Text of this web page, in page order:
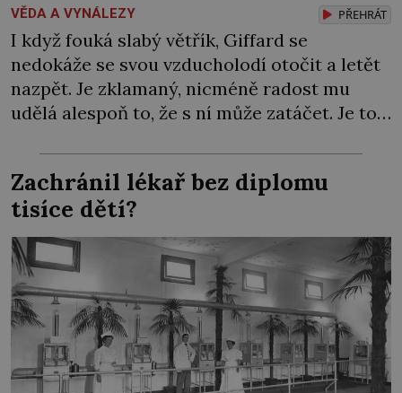
VĚDA A VYNÁLEZY PŘEHRÁT
I když fouká slabý větřík, Giffard se
nedokáže se svou vzducholodí otočit a letět
nazpět. Je zklamaný, nicméně radost mu
udělá alespoň to, že s ní může zatáčet. Je to
není hloupým výmyslem. Chce to jen víc
času a peněz, aby ji byl schopen sestrojit…
Síla páry ho […]
Zachránil lékař bez diplomu
tisíce dětí?